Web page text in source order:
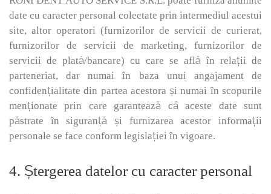
date cu caracter personal colectate prin intermediul acestui
site, altor operatori (furnizorilor de servicii de curierat,
furnizorilor de servicii de marketing, furnizorilor de
servicii de plată/bancare) cu care se află în relații de
parteneriat, dar numai în baza unui angajament de
confidențialitate din partea acestora și numai în scopurile
menționate prin care garantează că aceste date sunt
păstrate în siguranță și furnizarea acestor informații
personale se face conform legislației în vigoare.
4. Ştergerea datelor cu caracter personal